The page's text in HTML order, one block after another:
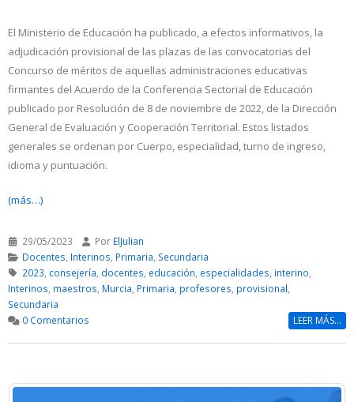
El Ministerio de Educación ha publicado, a efectos informativos, la
adjudicación provisional de las plazas de las convocatorias del
Concurso de méritos de aquellas administraciones educativas
firmantes del Acuerdo de la Conferencia Sectorial de Educación
publicado por Resolución de 8 de noviembre de 2022, de la Dirección
General de Evaluación y Cooperación Territorial. Estos listados
generales se ordenan por Cuerpo, especialidad, turno de ingreso,
idioma y puntuación.
(más…)
29/05/2023 Por ElJulian
Docentes, Interinos, Primaria, Secundaria
2023, consejería, docentes, educación, especialidades, interino,
Interinos, maestros, Murcia, Primaria, profesores, provisional,
Secundaria
0 Comentarios
LEER MÁS...